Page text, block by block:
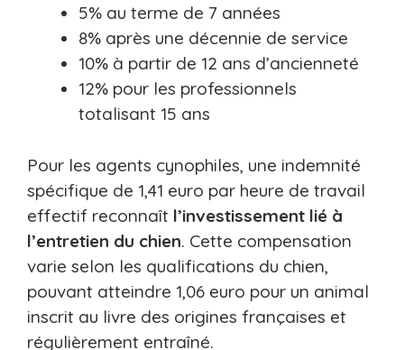
5% au terme de 7 années
8% après une décennie de service
10% à partir de 12 ans d’ancienneté
12% pour les professionnels
totalisant 15 ans
Pour les agents cynophiles, une indemnité
spécifique de 1,41 euro par heure de travail
effectif reconnaît l’investissement lié à
l’entretien du chien. Cette compensation
varie selon les qualifications du chien,
pouvant atteindre 1,06 euro pour un animal
inscrit au livre des origines françaises et
régulièrement entraîné.